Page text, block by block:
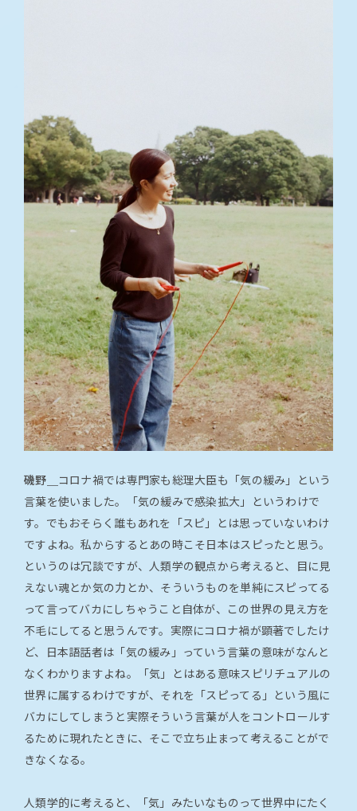
磯野＿ コロナ禍では専門家も総理大臣も「気の緩み」という
言葉を使いました。「気の緩みで感染拡大」というわけで
す。でもおそらく誰もあれを「スピ」とは思っていないわけ
ですよね。私からするとあの時こそ日本はスピったと思う。
というのは冗談ですが、人類学の観点から考えると、目に見
えない魂とか気の力とか、そういうものを単純にスピってる
って言ってバカにしちゃうこと自体が、この世界の見え方を
不毛にしてると思うんです。実際にコロナ禍が顕著でしたけ
ど、日本語話者は「気の緩み」っていう言葉の意味がなんと
なくわかりますよね。「気」とはある意味スピリチュアルの
世界に属するわけですが、それを「スピってる」という風に
バカにしてしまうと実際そういう言葉が人をコントロールす
るために現れたときに、そこで立ち止まって考えることがで
きなくなる。
人類学的に考えると、「気」みたいなものって世界中にたく